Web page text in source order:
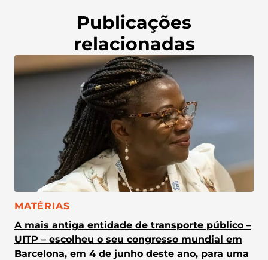
Publicações
relacionadas
CATEGORIA:
MATÉRIAS
A mais antiga entidade de transporte público –
UITP – escolheu o seu congresso mundial em
Barcelona, em 4 de junho deste ano, para uma